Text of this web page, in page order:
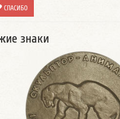
СПАСИБО
знаки